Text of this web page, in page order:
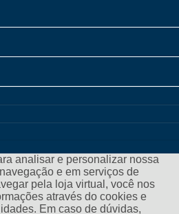
analisar e personalizar nossa
e em serviços de
pela loja virtual, você nos
através do cookies e
Em caso de dúvidas,